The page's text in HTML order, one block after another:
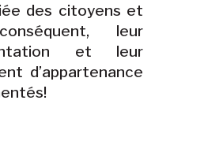
des citoyens et
leur
et leur
d’appartenance